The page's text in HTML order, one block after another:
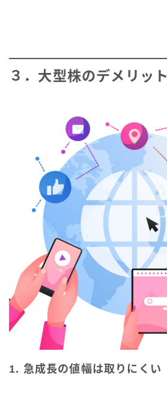
３．大型株のデメリット
1. 急成長の値幅は取りにくい